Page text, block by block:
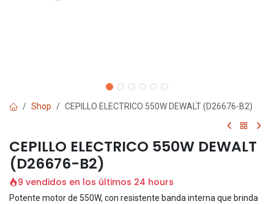
Shop CEPILLO ELECTRICO 550W DEWALT (D26676-B2)
CEPILLO ELECTRICO 550W DEWALT
(D26676-B2)
9 vendidos en los últimos 24 hours
Potente motor de 550W, con resistente banda interna que brinda